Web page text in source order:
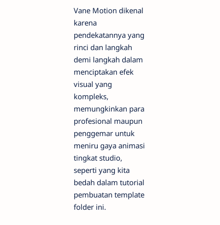
Vane Motion dikenal
karena
pendekatannya yang
rinci dan langkah
demi langkah dalam
menciptakan efek
visual yang
kompleks,
memungkinkan para
profesional maupun
penggemar untuk
meniru gaya animasi
tingkat studio,
seperti yang kita
bedah dalam tutorial
pembuatan template
folder ini.